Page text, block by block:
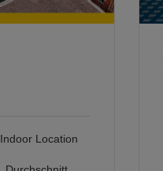
Indoor Location